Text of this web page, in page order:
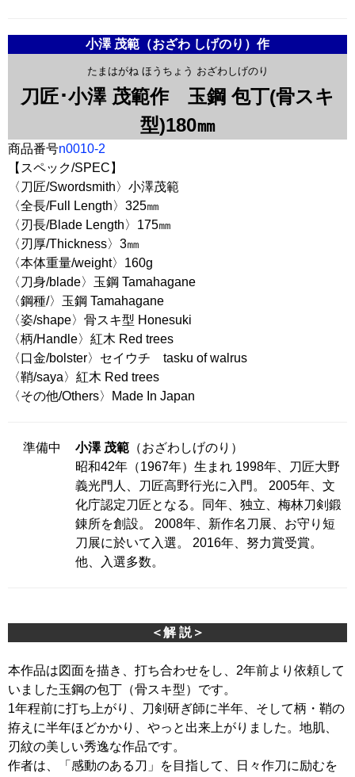
小澤 茂範（おざわ しげのり）作
たまはがね ほうちょう おざわしげのり
刀匠･小澤 茂範作 玉鋼 包丁(骨スキ
型)180㎜
商品番号n0010-2
【スペック/SPEC】
〈刀匠/Swordsmith〉小澤茂範
〈全長/Full Length〉325㎜
〈刃長/Blade Length〉175㎜
〈刃厚/Thickness〉3㎜
〈本体重量/weight〉160g
〈刀身/blade〉玉鋼 Tamahagane
〈鋼種/〉玉鋼 Tamahagane
〈姿/shape〉骨スキ型 Honesuki
〈柄/Handle〉紅木 Red trees
〈口金/bolster〉セイウチ tasku of walrus
〈鞘/saya〉紅木 Red trees
〈その他/Others〉Made In Japan
準備中 小澤 茂範 （おざわしげのり）
昭和42年（1967年）生まれ 1998年、刀匠大野
義光門人、刀匠高野行光に入門。 2005年、文
化庁認定刀匠となる。同年、独立、梅林刀剣鍛
錬所を創設。 2008年、新作名刀展、お守り短
刀展に於いて入選。 2016年、努力賞受賞。
他、入選多数。
＜解 説＞
本作品は図面を描き、打ち合わせをし、2年前より依頼して
いました玉鋼の包丁（骨スキ型）です。
1年程前に打ち上がり、刀剣研ぎ師に半年、そして柄・鞘の
拵えに半年ほどかかり、やっと出来上がりました。地肌、
刃紋の美しい秀逸な作品です。
作者は、「感動のある刀」を目指して、日々作刀に励むを